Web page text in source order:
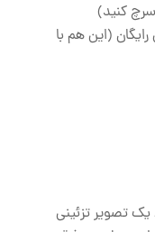
(این هم با
تصویر تزئینی